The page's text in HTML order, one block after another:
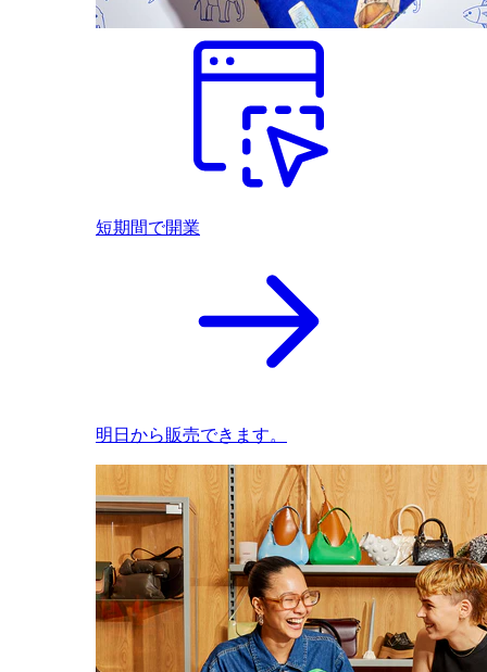
短期間で開業
明日から販売できます。